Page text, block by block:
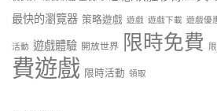
最快的瀏覽器 策略遊戲 遊戲 遊戲下載 遊戲優
活動 遊戲體驗 開放世界 限時免費
費遊戲 限時活動 領取